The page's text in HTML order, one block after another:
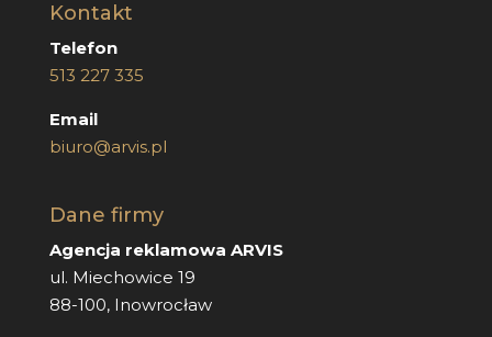
Kontakt
Telefon
513 227 335
Email
biuro@arvis.pl
Dane firmy
Agencja reklamowa ARVIS
ul. Miechowice 19
88-100, Inowrocław